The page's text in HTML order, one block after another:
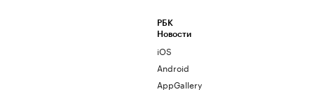
РБК
Новости
iOS
Android
AppGallery